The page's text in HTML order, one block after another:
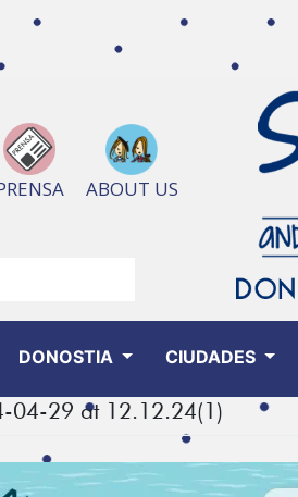
ABOUT US
DONOSTIA CIUDADES
04-29 at 12.12.24(1)